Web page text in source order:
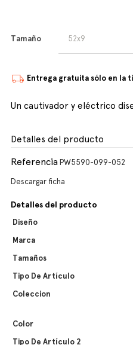
Tamaño
Entrega gratuita sólo en la
Un cautivador y eléctrico
Detalles del producto
Referencia PW5590-099-052
Descargar ficha
Detalles del producto
Diseño
Marca
Tamaños
Tipo De Artículo
Coleccion
Color
Tipo De Artículo 2